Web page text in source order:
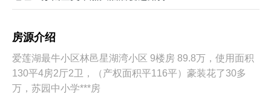
房源介绍
爱莲湖最牛小区林邑星湖湾小区 9楼房 89.8万，使用面积
130平4房2厅2卫，（产权面积平116平）豪装花了30多
万，苏园中小学***房